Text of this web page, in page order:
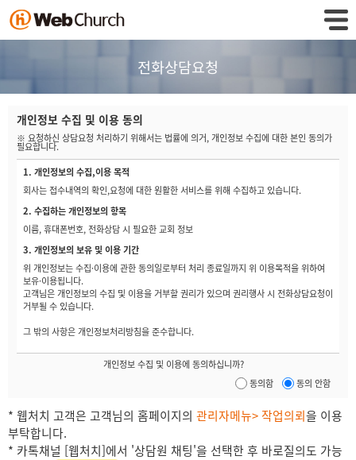
전화상담요청
개인정보 수집 및 이용 동의
※ 요청하신 상담요청 처리하기 위해서는 법률에 의거, 개인정보 수집에 대한 본인 동의가
필요합니다.
1. 개인정보의 수집,이용 목적
회사는 접수내역의 확인,요청에 대한 원활한 서비스를 위해 수집하고 있습니다.
2. 수집하는 개인정보의 항목
이름, 휴대폰번호, 전화상담 시 필요한 교회 정보
3. 개인정보의 보유 및 이용 기간
위 개인정보는 수집·이용에 관한 동의일로부터 처리 종료일까지 위 이용목적을 위하여
보유·이용됩니다.
고객님은 개인정보의 수집 및 이용을 거부할 권리가 있으며 권리행사 시 전화상담요청이
거부될 수 있습니다.
그 밖의 사항은 개인정보처리방침을 준수합니다.
개인정보 수집 및 이용에 동의하십니까?
동의함
동의 안함
* 웹처치 고객은 고객님의 홈페이지의 관리자메뉴> 작업의뢰을 이용
부탁합니다.
* 카톡채널 [웹처치]에서 '상담원 채팅'을 선택한 후 바로질의도 가능